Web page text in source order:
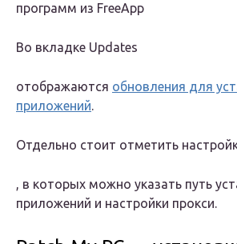
программ из FreeApp
Во вкладке Updates
отображаются обновления для
приложений.
Отдельно стоит отметить
, в которых можно указать путь
приложений и настройки прокси.